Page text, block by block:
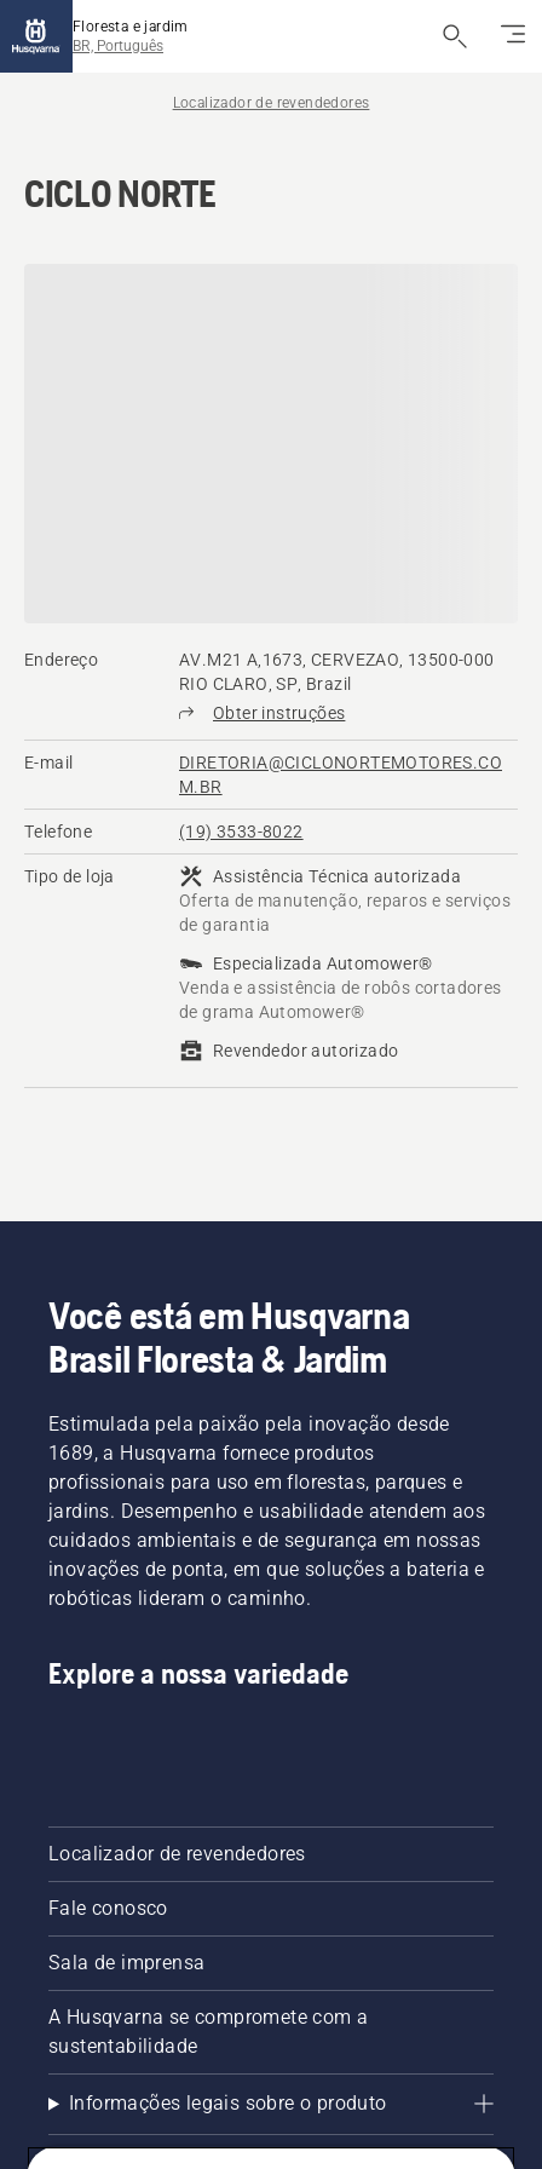
Floresta e jardim
BR, Português
Localizador de revendedores
CICLO NORTE
Endereço
AV.M21 A,1673, CERVEZAO, 13500-000
RIO CLARO, SP, Brazil
Obter instruções
E-mail
DIRETORIA@CICLONORTEMOTORES.CO
M.BR
Telefone (19) 3533-8022
Tipo de loja
Assistência Técnica autorizada
Oferta de manutenção, reparos e serviços
de garantia
Especializada Automower®
Venda e assistência de robôs cortadores
de grama Automower®
Revendedor autorizado
Você está em Husqvarna
Brasil Floresta & Jardim
Estimulada pela paixão pela inovação desde
1689, a Husqvarna fornece produtos
profissionais para uso em florestas, parques e
jardins. Desempenho e usabilidade atendem aos
cuidados ambientais e de segurança em nossas
inovações de ponta, em que soluções a bateria e
robóticas lideram o caminho.
Explore a nossa variedade
Localizador de revendedores
Fale conosco
Sala de imprensa
A Husqvarna se compromete com a
sustentabilidade
Informações legais sobre o produto